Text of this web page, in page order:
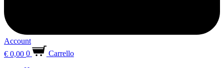
Account
€ 0,00 0
Carrello